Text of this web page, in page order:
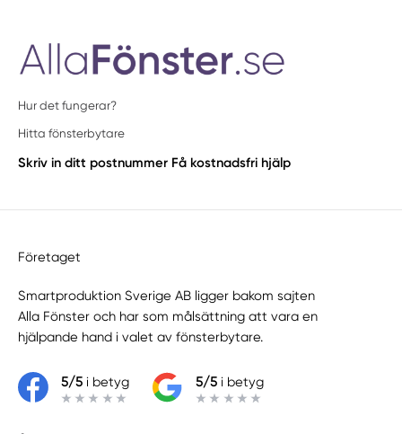
Hur det fungerar?
Hitta fönsterbytare
Skriv in ditt postnummer Få kostnadsfri hjälp
Företaget
Smartproduktion Sverige AB ligger bakom sajten
Alla Fönster och har som målsättning att vara en
hjälpande hand i valet av fönsterbytare.
5/5i betyg 5/5i betyg